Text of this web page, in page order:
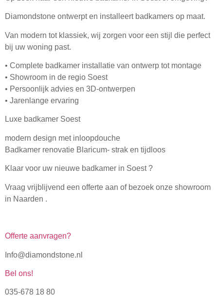
Diamondstone ontwerpt en installeert badkamers op maat.
Van modern tot klassiek, wij zorgen voor een stijl die perfect
bij uw woning past.
• Complete badkamer installatie van ontwerp tot montage
• Showroom in de regio Soest
• Persoonlijk advies en 3D-ontwerpen
• Jarenlange ervaring
Luxe badkamer Soest
modern design met inloopdouche
Badkamer renovatie Blaricum- strak en tijdloos
Klaar voor uw nieuwe badkamer in Soest ?
Vraag vrijblijvend een offerte aan of bezoek onze showroom
in Naarden .
Offerte aanvragen?
Info@diamondstone.nl
Bel ons!
035-678 18 80